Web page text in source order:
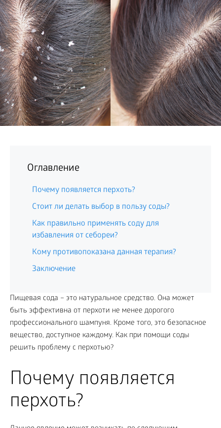
Оглавление
Почему появляется перхоть?
Стоит ли делать выбор в пользу соды?
Как правильно применять соду для
избавления от себореи?
Кому противопоказана данная терапия?
Заключение
Пищевая сода – это натуральное средство. Она может
быть эффективна от перхоти не менее дорогого
профессионального шампуня. Кроме того, это безопасное
вещество, доступное каждому. Как при помощи соды
решить проблему с перхотью?
Почему появляется
перхоть?